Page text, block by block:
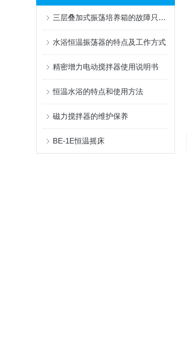
三层叠加式振荡培养箱的故障只要一些简单的方法,就可以很快的排除!
水浴恒温振荡器的特点及工作方式
精密增力电动搅拌器使用说明书
恒温水浴的特点和使用方法
磁力搅拌器的维护保养
BE-1E恒温摇床